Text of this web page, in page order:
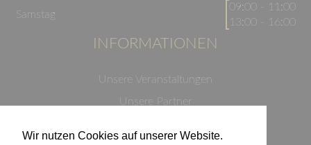
Wir nutzen Cookies auf unserer Website.
Samstag
09:00 - 11:00
13:00 - 16:00
INFORMATIONEN
Unsere Veranstaltungen
Unsere Partner